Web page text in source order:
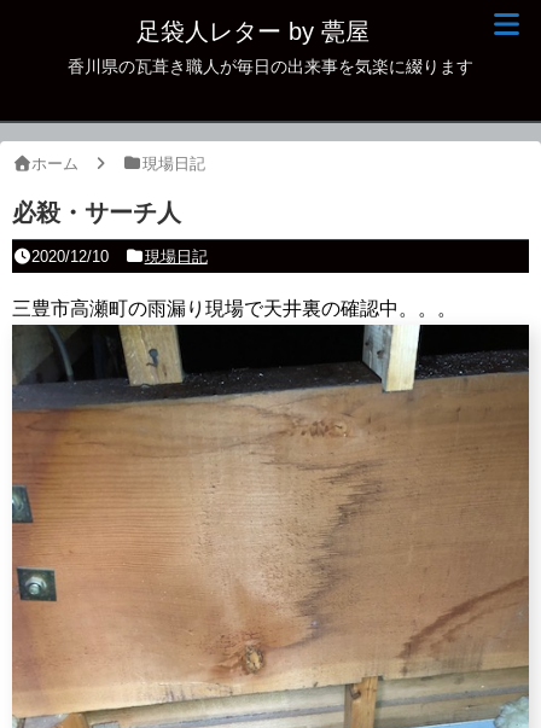
足袋人レター by 甍屋
香川県の瓦葺き職人が毎日の出来事を気楽に綴ります
ホーム 現場日記
必殺・サーチ人
2020/12/10 現場日記
三豊市高瀬町の雨漏り現場で天井裏の確認中。。。
現場日記
古瓦
本日の一品
その他